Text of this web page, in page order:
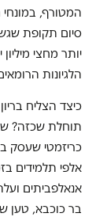
המטורף, במונחי
סיום תקופת
יותר מחצי
הלגיונות
כיצד הצליח
תוחלת שכזה?
כריזמטי שעסק
אלפי תלמידים
אנאלפביתים
בר כוכבא, טען